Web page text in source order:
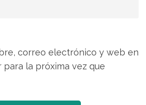
correo electrónico y web en
la próxima vez que